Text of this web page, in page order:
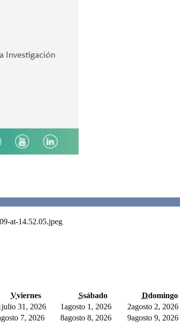
at-14.52.05.jpeg
Vviernes Ssábado Ddomingo
julio 31, 2026 1agosto 1, 2026 2agosto 2, 2026
7, 2026 8agosto 8, 2026 9agosto 9, 2026